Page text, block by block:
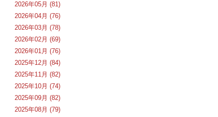
2026年05月 (81)
2026年04月 (76)
2026年03月 (78)
2026年02月 (69)
2026年01月 (76)
2025年12月 (84)
2025年11月 (82)
2025年10月 (74)
2025年09月 (82)
2025年08月 (79)